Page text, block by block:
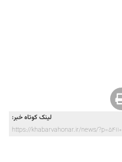
لینک کوتاه خبر:
https://khabarvahonar.ir/news/?p=54110